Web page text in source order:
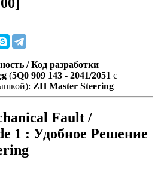
/ Код разработки
(5Q0 909 143 - 2041/2051 с
ZH Master Steering
Fault /
1 : Удобное Решение